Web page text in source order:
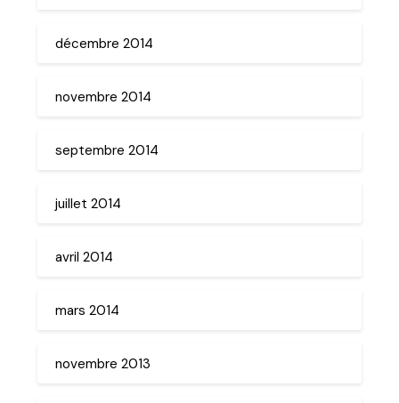
décembre 2014
novembre 2014
septembre 2014
juillet 2014
avril 2014
mars 2014
novembre 2013